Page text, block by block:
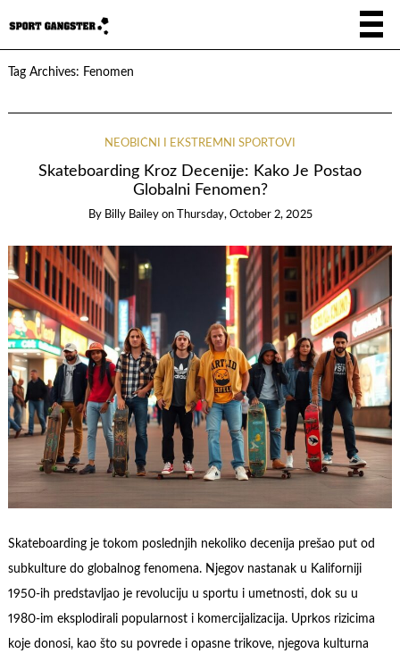
Tag Archives: Fenomen
NEOBIČNI I EKSTREMNI SPORTOVI
Skateboarding Kroz Decenije: Kako Je Postao
Globalni Fenomen?
By Billy Bailey on Thursday, October 2, 2025
Skateboarding je tokom poslednjih nekoliko decenija prešao put od
subkulture do globalnog fenomena. Njegov nastanak u Kaliforniji
1950-ih predstavljao je revoluciju u sportu i umetnosti, dok su u
1980-im eksplodirali popularnost i komercijalizacija. Uprkos rizicima
koje donosi, kao što su povrede i opasne trikove, njegova kulturna